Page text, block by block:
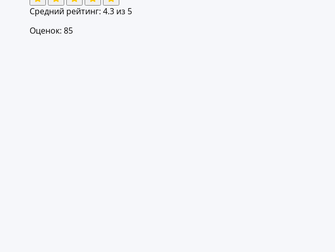
Средний рейтинг: 4.3 из 5
Оценок: 85